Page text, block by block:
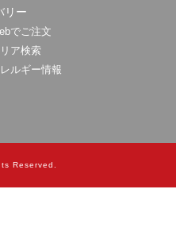
リー
でご注文
ア検索
ルギー情報
Reserved.